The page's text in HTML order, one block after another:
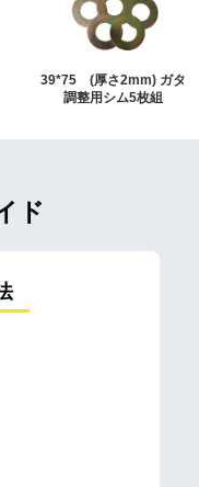
39*75 (厚さ2mm) ガタ
調整用シム5枚組
ド